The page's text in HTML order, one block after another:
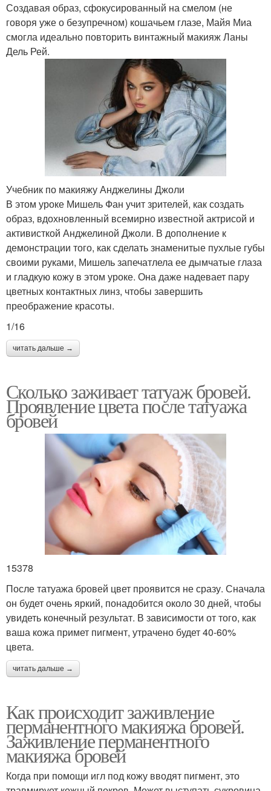
Создавая образ, сфокусированный на смелом (не
говоря уже о безупречном) кошачьем глазе, Майя Миа
смогла идеально повторить винтажный макияж Ланы
Дель Рей.
Учебник по макияжу Анджелины Джоли
В этом уроке Мишель Фан учит зрителей, как создать
образ, вдохновленный всемирно известной актрисой и
активисткой Анджелиной Джоли. В дополнение к
демонстрации того, как сделать знаменитые пухлые губы
своими руками, Мишель запечатлела ее дымчатые глаза
и гладкую кожу в этом уроке. Она даже надевает пару
цветных контактных линз, чтобы завершить
преображение красоты.
1/16
читать дальше →
Сколько заживает татуаж бровей.
Проявление цвета после татуажа
бровей
15378
После татуажа бровей цвет проявится не сразу. Сначала
он будет очень яркий, понадобится около 30 дней, чтобы
увидеть конечный результат. В зависимости от того, как
ваша кожа примет пигмент, утрачено будет 40-60%
цвета.
читать дальше →
Как происходит заживление
перманентного макияжа бровей.
Заживление перманентного
макияжа бровей
Когда при помощи игл под кожу вводят пигмент, это